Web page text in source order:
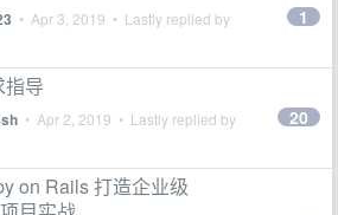
• Apr 3, 2019 • Lastly replied by 1
导
• Apr 2, 2019 • Lastly replied by 20
on Rails 打造企业级